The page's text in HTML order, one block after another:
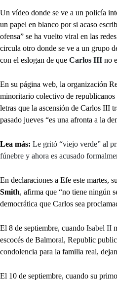
Un vídeo donde se ve a un policía
un papel en blanco por si acaso
ofensa” se ha vuelto viral en las
circula otro donde se ve a un grupo
con el eslogan de que Carlos III no
En su página web, la organización
minoritario colectivo de republicanos
letras que la ascensión de Carlos III
pasado jueves “es una afronta a la
Lea más: Le gritó “viejo verde” al
fúnebre y ahora es acusado
En declaraciones a Efe este martes,
Smith, afirma que “no tiene ningún
democrática que Carlos sea
El 8 de septiembre, cuando Isabel II
escocés de Balmoral, Republic
condolencia para la familia real,
El 10 de septiembre, cuando su